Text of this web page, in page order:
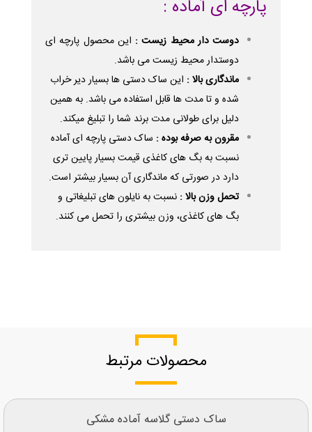
پارچه ای آماده :
دوست دار محیط زیست : این محصول پارچه ای
دوستدار محیط زیست می باشد.
ماندگاری بالا : این ساک دستی ها بسیار دیر خراب
شده و تا مدت ها قابل استفاده می باشد. به همین
دلیل برای طولانی مدت برند شما را تبلیغ میکند.
مقرون به صرفه بوده : ساک دستی پارچه ای آماده
نسبت به بگ های کاغذی قیمت بسیار پایین تری
دارد در صورتی که ماندگاری آن بسیار بیشتر است.
تحمل وزن بالا : نسبت به نایلون های تبلیغاتی و
بگ های کاغذی، وزن بیشتری را تحمل می کنند.
محصولات مرتبط
ساک دستی گلاسه آماده مشکی